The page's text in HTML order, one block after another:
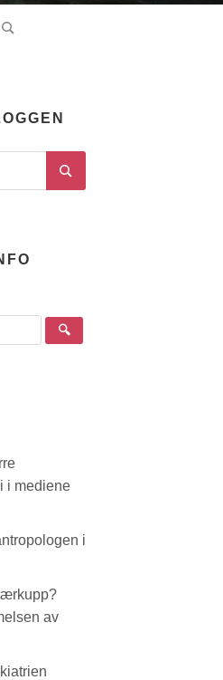
Search
🔍
i mediene
i
av